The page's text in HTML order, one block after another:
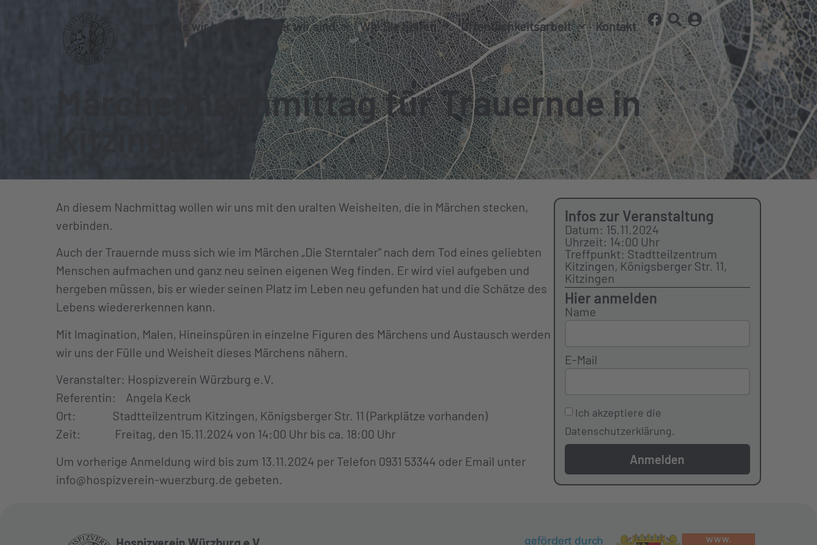
Wie wir helfen Wer wir sind Wie Sie helfen Öffentlichkeitsarbeit Kontakt
Märchennachmittag für Trauernde in
An diesem Nachmittag wollen wir uns mit den uralten Weisheiten, die in Märchen stecken,
verbinden.
Auch der Trauernde muss sich wie im Märchen „Die Sterntaler“ nach dem Tod eines geliebten
Menschen aufmachen und ganz neu seinen eigenen Weg finden. Er wird viel aufgeben und
hergeben müssen, bis er wieder seinen Platz im Leben neu gefunden hat und die Schätze des
Lebens wiedererkennen kann.
Mit Imagination, Malen, Hineinspüren in einzelne Figuren des Märchens und Austausch werden
wir uns der Fülle und Weisheit dieses Märchens nähern.
Veranstalter: Hospizverein Würzburg e.V.
Referentin: Angela Keck
Ort: Stadtteilzentrum Kitzingen, Königsberger Str. 11 (Parkplätze vorhanden)
Zeit: Freitag, den 15.11.2024 von 14:00 Uhr bis ca. 18:00 Uhr
Um vorherige Anmeldung wird bis zum 13.11.2024 per Telefon 0931 53344 oder Email unter
info@hospizverein-wuerzburg.de gebeten.
Infos zur Veranstaltung
Datum: 15.11.2024
Uhrzeit: 14:00 Uhr
Treffpunkt: Stadtteilzentrum
Kitzingen, Königsberger Str. 11,
Kitzingen
Hier anmelden
Name
E-Mail
Ich akzeptiere die
Datenschutzerklärung.
Anmelden